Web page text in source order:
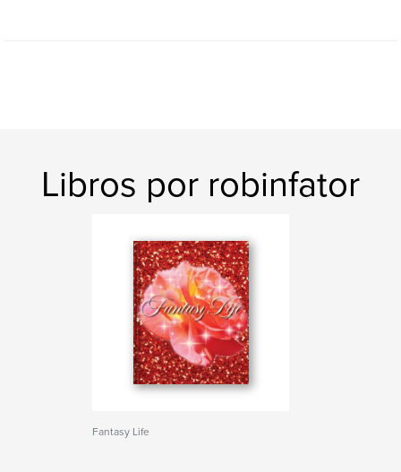
Libros por robinfator
Fantasy Life